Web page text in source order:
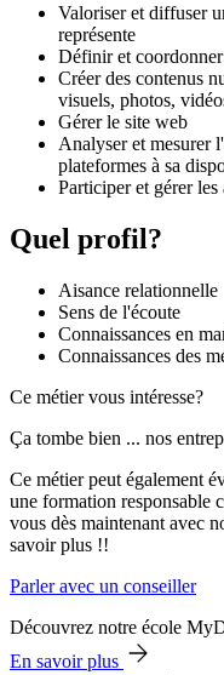
Valoriser et diffuser
représente
Définir et
Créer des contenus
visuels, photos,
Gérer le site web
Analyser et mesurer
plateformes à sa
Participer et gérer
Quel profil?
Aisance relationnelle
Sens de l'écoute
Connaissances en
Connaissances des
Ce métier vous intéresse?
Ça tombe bien ... nos
Ce métier peut également
une formation responsable
vous dès maintenant avec
savoir plus !!
Parler avec un conseiller
Découvrez notre école
En savoir plus